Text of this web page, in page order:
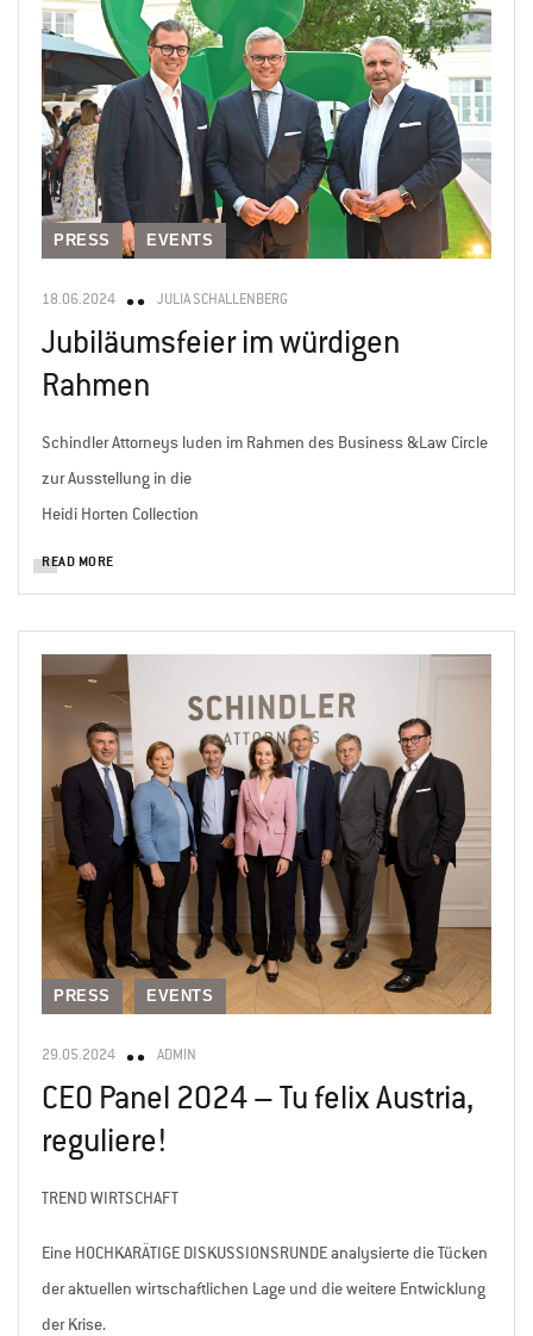
PRESS EVENTS
18.06.2024 JULIA SCHALLENBERG
Jubiläumsfeier im würdigen
Rahmen
Schindler Attorneys luden im Rahmen des Business &Law Circle
zur Ausstellung in die
Heidi Horten Collection
READ MORE
PRESS EVENTS
29.05.2024 ADMIN
CEO Panel 2024 – Tu felix Austria,
reguliere!
TREND WIRTSCHAFT
Eine HOCHKARÄTIGE DISKUSSIONSRUNDE analysierte die Tücken
der aktuellen wirtschaftlichen Lage und die weitere Entwicklung
der Krise.